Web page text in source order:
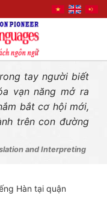
tay người biết
vạn năng mở ra
bắt cơ hội mới,
trên con đường
and Interpreting
Hàn tại quận